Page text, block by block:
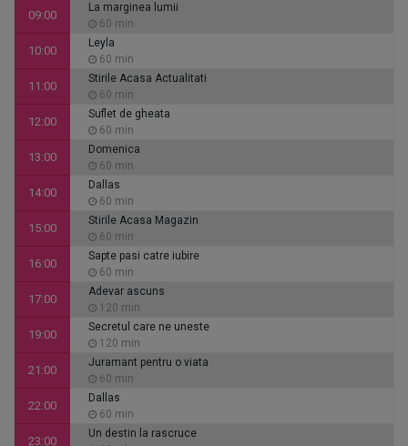
09:00
La marginea lumii
60 min
10:00
Leyla
60 min
11:00
Stirile Acasa Actualitati
60 min
12:00
Suflet de gheata
60 min
13:00
Domenica
60 min
14:00
Dallas
60 min
15:00
Stirile Acasa Magazin
60 min
16:00
Sapte pasi catre iubire
60 min
17:00
Adevar ascuns
120 min
19:00
Secretul care ne uneste
120 min
21:00
Juramant pentru o viata
60 min
22:00
Dallas
60 min
23:00
Un destin la rascruce